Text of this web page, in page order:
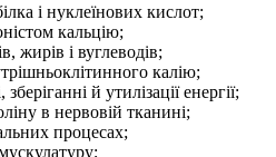
і нуклеїнових кислот;
кальцію;
жирів і вуглеводів;
калію;
й утилізації енергії;
в нервовій тканині;
процесах;